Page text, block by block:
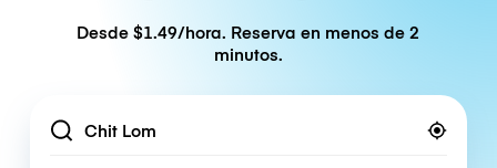
Desde $1.49/hora. Reserva en menos de 2
minutos.
Location